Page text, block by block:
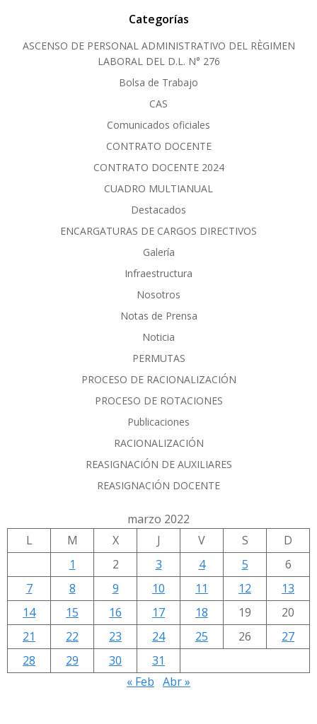
Categorías
ASCENSO DE PERSONAL ADMINISTRATIVO DEL RÈGIMEN
LABORAL DEL D.L. N° 276
Bolsa de Trabajo
CAS
Comunicados oficiales
CONTRATO DOCENTE
CONTRATO DOCENTE 2024
CUADRO MULTIANUAL
Destacados
ENCARGATURAS DE CARGOS DIRECTIVOS
Galería
Infraestructura
Nosotros
Notas de Prensa
Noticia
PERMUTAS
PROCESO DE RACIONALIZACIÓN
PROCESO DE ROTACIONES
Publicaciones
RACIONALIZACIÓN
REASIGNACIÓN DE AUXILIARES
REASIGNACIÓN DOCENTE
marzo 2022
L
M X J V S
D
1
2 3 4 5
6
7
8 9 10 11 12
13
14
15 16 17 18 19
20
21
22 23 24 25 26
27
28
29 30
31
« Feb Abr »